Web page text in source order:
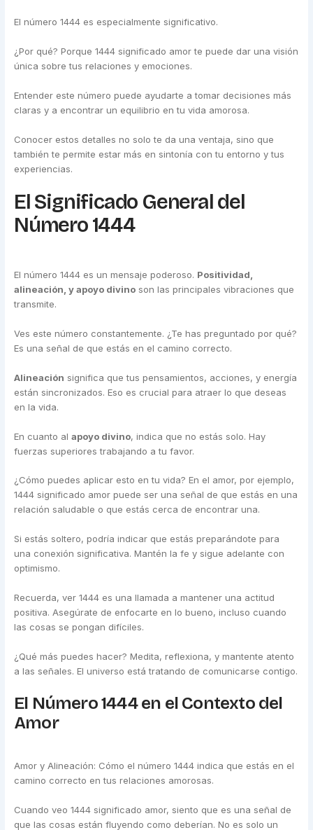
El número 1444 es especialmente significativo.
¿Por qué? Porque 1444 significado amor te puede dar una visión
única sobre tus relaciones y emociones.
Entender este número puede ayudarte a tomar decisiones más
claras y a encontrar un equilibrio en tu vida amorosa.
Conocer estos detalles no solo te da una ventaja, sino que
también te permite estar más en sintonía con tu entorno y tus
experiencias.
El Significado General del
Número 1444
El número 1444 es un mensaje poderoso. Positividad,
alineación, y apoyo divino son las principales vibraciones que
transmite.
Ves este número constantemente. ¿Te has preguntado por qué?
Es una señal de que estás en el camino correcto.
Alineación significa que tus pensamientos, acciones, y energía
están sincronizados. Eso es crucial para atraer lo que deseas
en la vida.
En cuanto alapoyo divino, indica que no estás solo. Hay
fuerzas superiores trabajando a tu favor.
¿Cómo puedes aplicar esto en tu vida? En el amor, por ejemplo,
1444 significado amor puede ser una señal de que estás en una
relación saludable o que estás cerca de encontrar una.
Si estás soltero, podría indicar que estás preparándote para
una conexión significativa. Mantén la fe y sigue adelante con
optimismo.
Recuerda, ver 1444 es una llamada a mantener una actitud
positiva. Asegúrate de enfocarte en lo bueno, incluso cuando
las cosas se pongan difíciles.
¿Qué más puedes hacer? Medita, reflexiona, y mantente atento
a las señales. El universo está tratando de comunicarse contigo.
El Número 1444 en el Contexto del
Amor
Amor y Alineación: Cómo el número 1444 indica que estás en el
camino correcto en tus relaciones amorosas.
Cuando veo 1444 significado amor, siento que es una señal de
que las cosas están fluyendo como deberían. No es solo un